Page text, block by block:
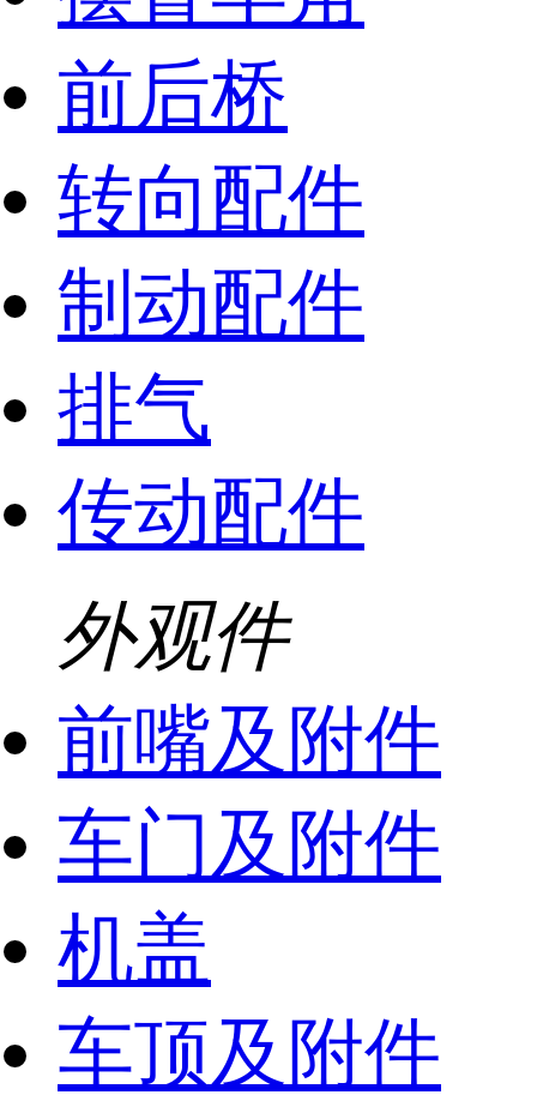
前后桥
转向配件
制动配件
排气
传动配件
外观件
前嘴及附件
车门及附件
机盖
车顶及附件